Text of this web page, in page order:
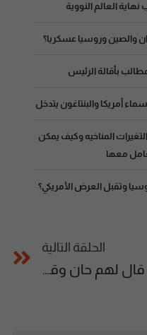
العالم النووية
والصين وروسيا عسكريا؟
بأقالة الرئيس
أمريكا والبنتاغون يتدخل
المناخيه وكيف يمكن
معها
وتقبل العرض الأمريكي؟
الحلقة التالية
” قال لهم حان وقت موتكم ” طفل يروي تفاصيل مذبحة مدرسة تكساس